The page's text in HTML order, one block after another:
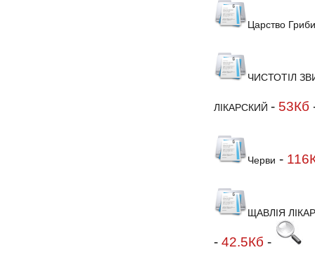
Царство
ЧИСТОТІЛ
ЛІКАРСКИЙ - 53Кб
Черви -
ЩАВЛІЯ
- 42.5Кб -